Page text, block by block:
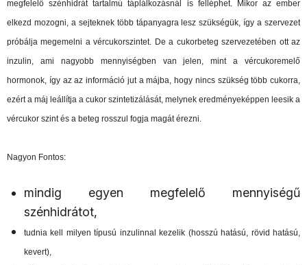
megfelelő szénhidrát tartalmú táplálkozásnál is felléphet. Mikor az ember
elkezd mozogni, a sejteknek több tápanyagra lesz szükségük, így a szervezet
próbálja megemelni a vércukorszintet. De a cukorbeteg szervezetében ott az
inzulin, ami nagyobb mennyiségben van jelen, mint a vércukoremelő
hormonok, így az az információ jut a májba, hogy nincs szükség több cukorra,
ezért a máj leállítja a cukor szintetizálását, melynek eredményeképpen leesik a
vércukor szint és a beteg rosszul fogja magát érezni.
Nagyon Fontos:
mindig egyen megfelelő mennyiségű
szénhidrátot,
tudnia kell milyen típusú inzulinnal kezelik (hosszú hatású, rövid hatású,
kevert),